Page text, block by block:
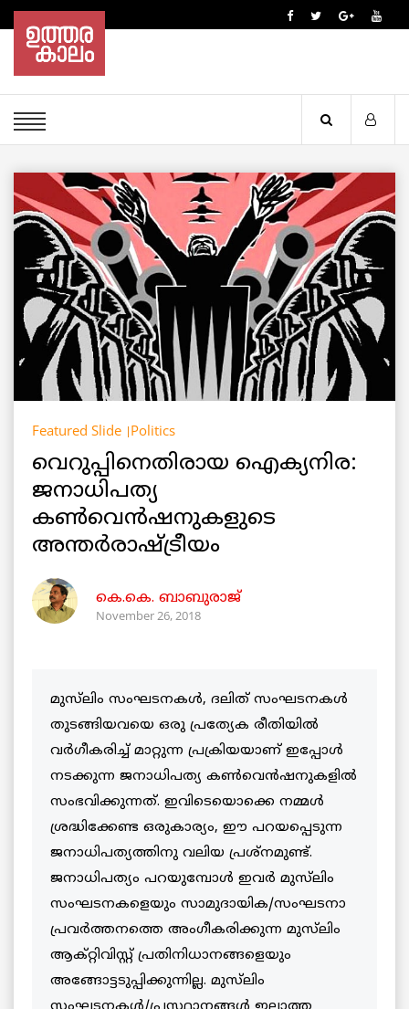
Featured Slide Politics
വെറുപ്പിനെതിരായ ഐക്യനിര:
ജനാധിപത്യ
കണ്‍വെന്‍ഷനുകളുടെ
അന്തര്‍രാഷ്ട്രീയം
കെ.കെ. ബാബുരാജ്‌
November 26, 2018
മുസ്‌ലിം സംഘടനകൾ, ദലിത് സംഘടനകൾ
തുടങ്ങിയവയെ ഒരു പ്രത്യേക രീതിയിൽ
വർഗീകരിച്ച് മാറ്റുന്ന പ്രക്രിയയാണ് ഇപ്പോൾ
നടക്കുന്ന ജനാധിപത്യ കൺവെൻഷനുകളിൽ
സംഭവിക്കുന്നത്. ഇവിടെയൊക്കെ നമ്മൾ
ശ്രദ്ധിക്കേണ്ട ഒരുകാര്യം, ഈ പറയപ്പെടുന്ന
ജനാധിപത്യത്തിനു വലിയ പ്രശ്‌നമുണ്ട്.
ജനാധിപത്യം പറയുമ്പോൾ ഇവർ മുസ്‌ലിം
സംഘടനകളെയും സാമുദായിക/സംഘടനാ
പ്രവർത്തനത്തെ അംഗീകരിക്കുന്ന മുസ്‌ലിം
ആക്റ്റിവിസ്റ്റ് പ്രതിനിധാനങ്ങളെയും
അങ്ങോട്ടടുപ്പിക്കുന്നില്ല. മുസ്‌ലിം